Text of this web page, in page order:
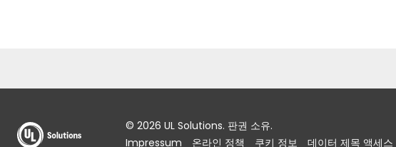
© 2026 UL Solutions. 판권 소유.
Impressum
온라인 정책 쿠키 정보 데이터 제목 액세스